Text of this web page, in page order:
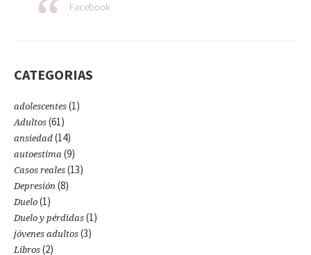
Facebook
CATEGORIAS
adolescentes (1)
Adultos (61)
ansiedad (14)
autoestima (9)
Casos reales (13)
Depresión (8)
Duelo (1)
Duelo y pérdidas (1)
jóvenes adultos (3)
Libros (2)